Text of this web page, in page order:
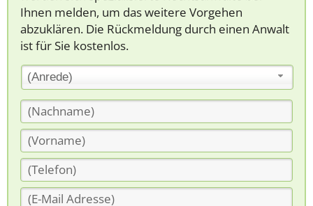
Ihnen melden, um das weitere Vorgehen
abzuklären. Die Rückmeldung durch einen Anwalt
ist für Sie kostenlos.
(Anrede)